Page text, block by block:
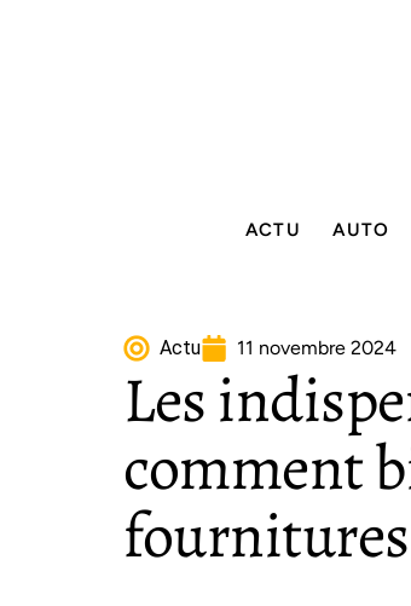
ACTU AUTO
Actu 11 novembre 2024
Les
comment
fournitures